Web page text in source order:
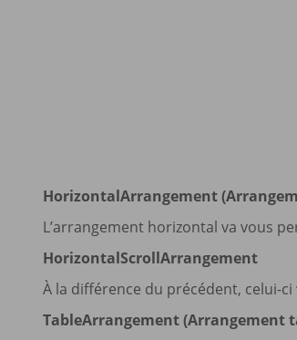
HorizontalArrangement
L’arrangement horizontal va vous
HorizontalScrollArrangement
À la différence du précédent, celui-
TableArrangement (Arrangement